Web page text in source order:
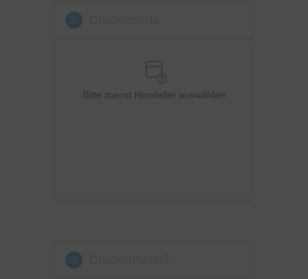
OKI
Bitte zuerst Hersteller auswählen